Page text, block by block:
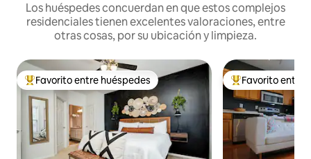
Los huéspedes concuerdan en que estos complejos
residenciales tienen excelentes valoraciones, entre
otras cosas, por su ubicación y limpieza.
Favorito entre huéspedes preferido
Favorito entre huéspedes Favorito entre
Favorito entre